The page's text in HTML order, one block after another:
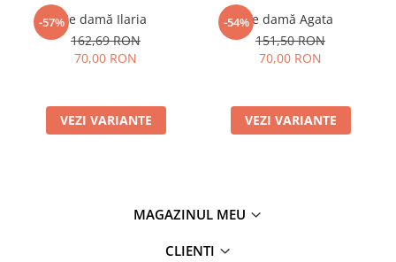
-57%Ie damă Ilaria
162,69 RON
70,00 RON
VEZI VARIANTE
-54%Ie damă Agata
151,50 RON
70,00 RON
VEZI VARIANTE
MAGAZINUL MEU
CLIENTI